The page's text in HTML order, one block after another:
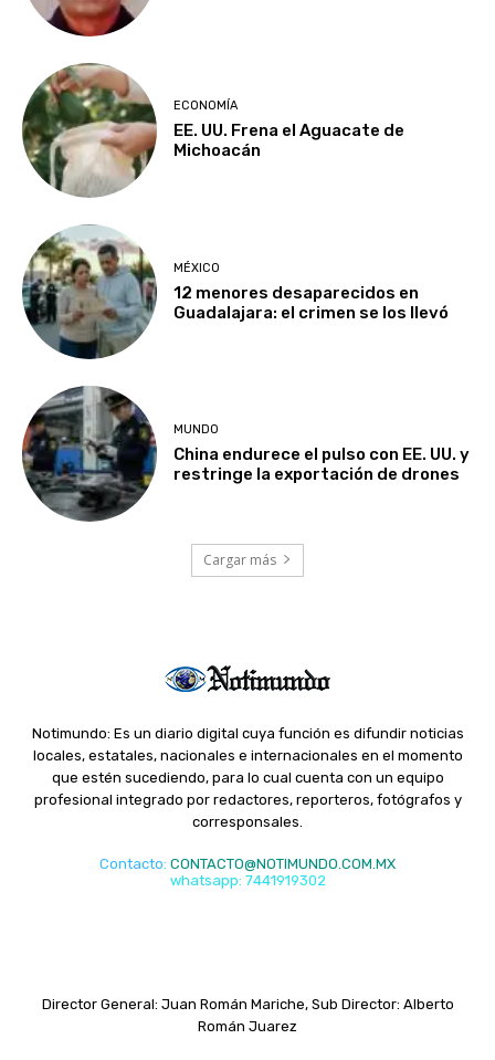
ECONOMÍA
EE. UU. Frena el Aguacate de
Michoacán
MÉXICO
12 menores desaparecidos en
Guadalajara: el crimen se los llevó
MUNDO
China endurece el pulso con EE. UU. y
restringe la exportación de drones
Cargar más
Notimundo: Es un diario digital cuya función es difundir noticias
locales, estatales, nacionales e internacionales en el momento
que estén sucediendo, para lo cual cuenta con un equipo
profesional integrado por redactores, reporteros, fotógrafos y
corresponsales.
Contacto: CONTACTO@NOTIMUNDO.COM.MX
whatsapp: 7441919302
Director General: Juan Román Mariche, Sub Director: Alberto
Román Juarez